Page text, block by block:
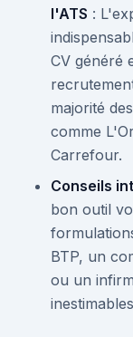
l'ATS :
CV généré
majorité
comme
Carrefour.
Conseils
bon outil
BTP, un
ou un